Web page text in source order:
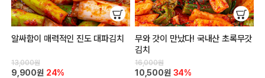
알싸함이 매력적인 진도 대파김치
13,000원
9,900원 24%
무와 갓이 만났다! 국내산 초록무갓
김치
16,000원
10,500원 34%